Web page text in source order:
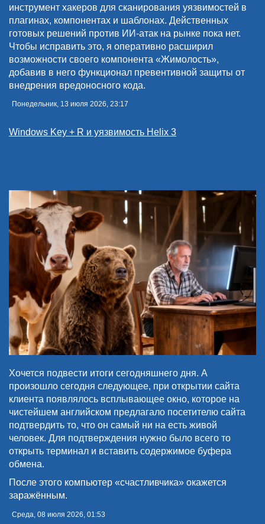
инструмент хакеров для сканирования уязвимостей в
плагинах, компонентах и шаблонах. Действенных
готовых решений против ИИ-атак на рынке пока нет.
Чтобы исправить это, я оперативно расширил
возможности своего компонента «Жимолость»,
добавив в него функционал превентивной защиты от
внедрения вредоносного кода.
Понедельник, 13 июля 2026, 23:17
Windows Key + R и уязвимость Helix 3
Хочется подвести итоги сегодняшнего дня. А
произошло сегодня следующее, при открытии сайта
клиента появлялось всплывающее окно, которое на
чистейшем английском предлагало посетителю сайта
подтвердить то, что он самый ни на есть живой
человек. Для подтверждения нужно было всего то
открыть терминал и вставить содержимое буфера
обмена.
После этого компьютер «счастливчика» окажется
заражённым.
Среда, 08 июля 2026, 01:53